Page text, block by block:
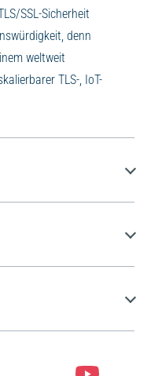
SSL-Sicherheit
denn
weltweit
TLS-, IoT-